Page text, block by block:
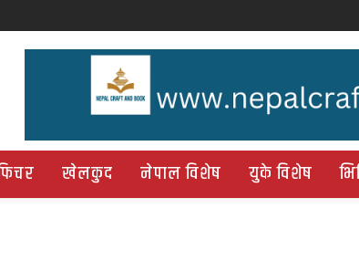
खेलकुद नेपाल विशेष युके विशेष